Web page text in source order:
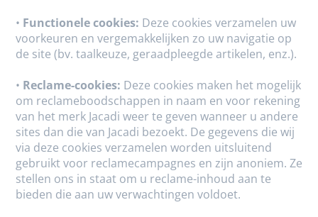
• Functionele cookies: Deze cookies verzamelen uw
voorkeuren en vergemakkelijken zo uw navigatie op
de site (bv. taalkeuze, geraadpleegde artikelen, enz.).
• Reclame-cookies: Deze cookies maken het mogelijk
om reclameboodschappen in naam en voor rekening
van het merk Jacadi weer te geven wanneer u andere
sites dan die van Jacadi bezoekt. De gegevens die wij
via deze cookies verzamelen worden uitsluitend
gebruikt voor reclamecampagnes en zijn anoniem. Ze
stellen ons in staat om u reclame-inhoud aan te
bieden die aan uw verwachtingen voldoet.